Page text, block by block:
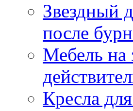
Звездный
после
Мебель на
Кресла